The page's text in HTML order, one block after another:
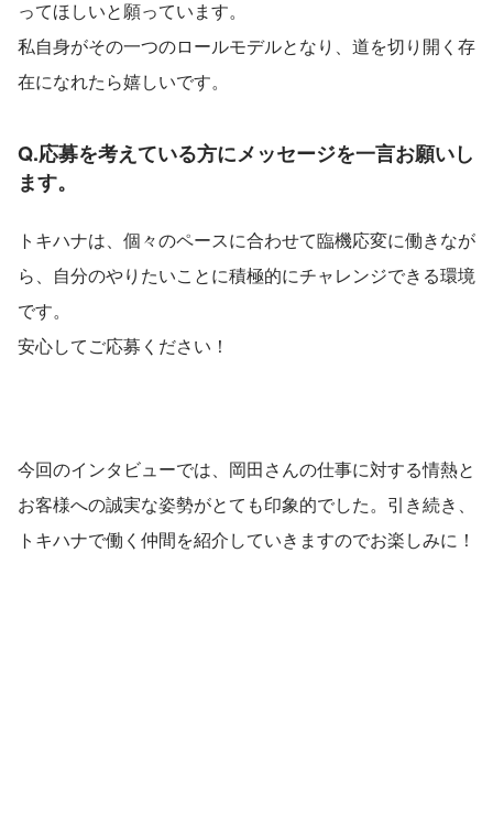
ってほしいと願っています。
私自身がその一つのロールモデルとなり、道を切り開く存
在になれたら嬉しいです。
Q.応募を考えている方にメッセージを一言お願いし
ます。
トキハナは、個々のペースに合わせて臨機応変に働きなが
ら、自分のやりたいことに積極的にチャレンジできる環境
です。
安心してご応募ください！
今回のインタビューでは、岡田さんの仕事に対する情熱と
お客様への誠実な姿勢がとても印象的でした。引き続き、
トキハナで働く仲間を紹介していきますのでお楽しみに！